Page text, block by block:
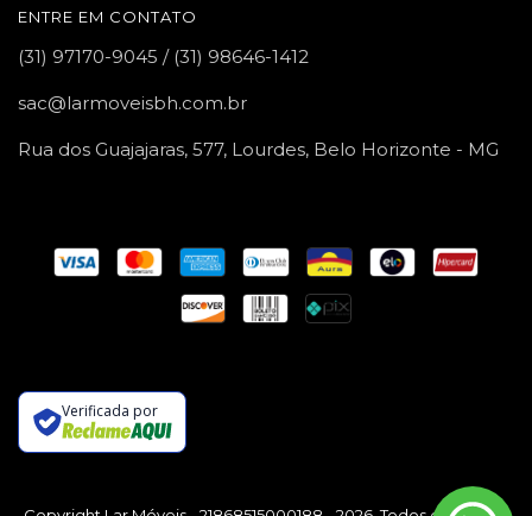
ENTRE EM CONTATO
(31) 97170-9045 / (31) 98646-1412
sac@larmoveisbh.com.br
Rua dos Guajajaras, 577, Lourdes, Belo Horizonte - MG
Verificada por